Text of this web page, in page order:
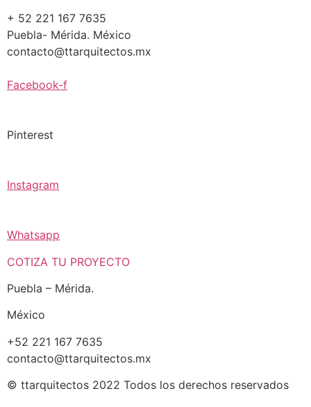
+ 52 221 167 7635
Puebla- Mérida. México
contacto@ttarquitectos.mx
Facebook-f
Pinterest
Instagram
Whatsapp
COTIZA TU PROYECTO
Puebla – Mérida.
México
+52 221 167 7635
contacto@ttarquitectos.mx
© ttarquitectos 2022 Todos los derechos reservados